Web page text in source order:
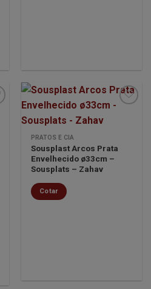
lista de
desejos
PRATOS E CIA
Sousplast Arcos Prata
Envelhecido ø33cm –
Sousplats – Zahav
Cotar